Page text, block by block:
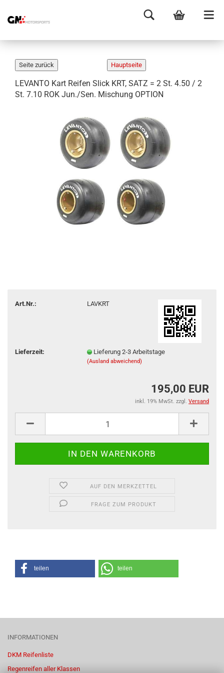
LEVANTO Kart Reifen Slick KRT, SATZ = 2 St. 4.50 / 2
St. 7.10 ROK Jun./Sen. Mischung OPTION
Art.Nr.: LAVKRT
Lieferzeit: Lieferung 2-3 Arbeitstage
(Ausland abweichend)
195,00 EUR
inkl. 19% MwSt. zzgl. Versand
AUF DEN MERKZETTEL
FRAGE ZUM PRODUKT
teilen teilen
INFORMATIONEN
DKM Reifenliste
Regenreifen aller Klassen